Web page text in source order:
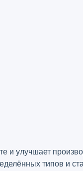
и улучшает
типов и